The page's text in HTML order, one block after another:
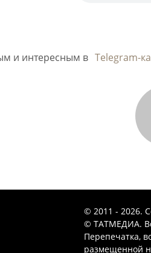
и интересным в Telegram-
© 2011 - 2026.
© ТАТМЕДИА.
Перепечатка,
размещенной